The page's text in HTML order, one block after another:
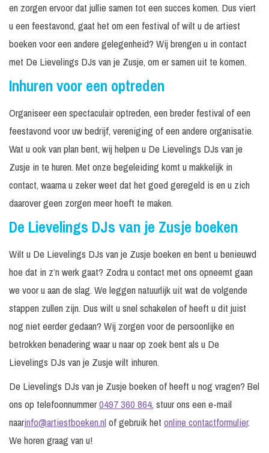
en zorgen ervoor dat jullie samen tot een succes komen. Dus viert
u een feestavond, gaat het om een festival of wilt u de artiest
boeken voor een andere gelegenheid? Wij brengen u in contact
met De Lievelings DJs van je Zusje, om er samen uit te komen.
Inhuren voor een optreden
Organiseer een spectaculair optreden, een breder festival of een
feestavond voor uw bedrijf, vereniging of een andere organisatie.
Wat u ook van plan bent, wij helpen u De Lievelings DJs van je
Zusje in te huren. Met onze begeleiding komt u makkelijk in
contact, waarna u zeker weet dat het goed geregeld is en u zich
daarover geen zorgen meer hoeft te maken.
De Lievelings DJs van je Zusje boeken
Wilt u De Lievelings DJs van je Zusje boeken en bent u benieuwd
hoe dat in z’n werk gaat? Zodra u contact met ons opneemt gaan
we voor u aan de slag. We leggen natuurlijk uit wat de volgende
stappen zullen zijn. Dus wilt u snel schakelen of heeft u dit juist
nog niet eerder gedaan? Wij zorgen voor de persoonlijke en
betrokken benadering waar u naar op zoek bent als u De
Lievelings DJs van je Zusje wilt inhuren.
De Lievelings DJs van je Zusje boeken of heeft u nog vragen? Bel
ons op telefoonnummer0497 360 864, stuur ons een e-mail
naarinfo@artiestboeken.nlof gebruik het online contactformulier.
We horen graag van u!